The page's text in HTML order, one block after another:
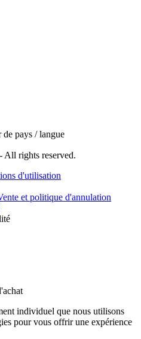
de pays / langue
- All rights reserved.
d'utilisation
et politique d'annulation
individuel que nous utilisons
pour vous offrir une expérience